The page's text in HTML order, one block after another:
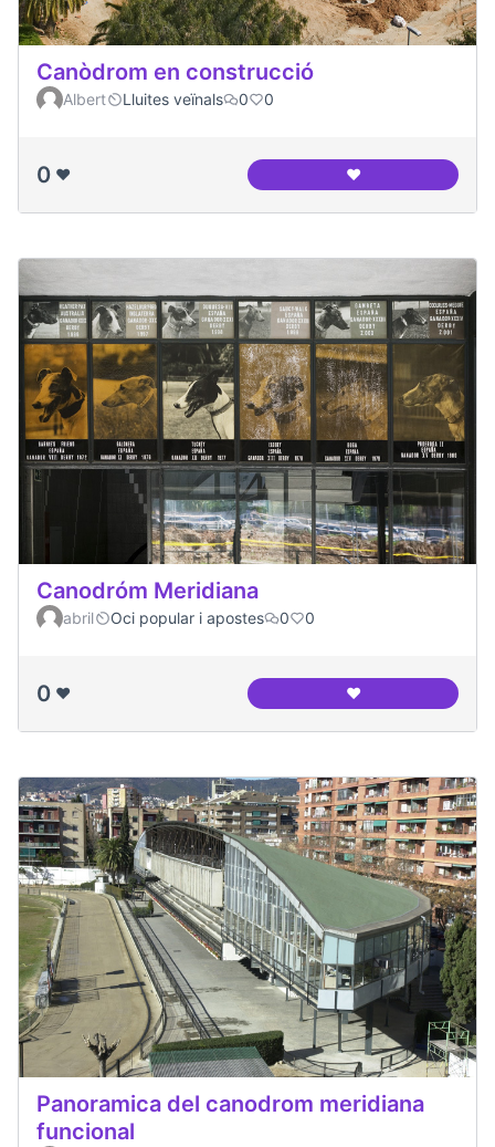
Canòdrom en construcció
Albert Lluites veïnals 0 0
0 ❤️ ❤️Canòdrom en
Canodróm Meridiana
abril Oci popular i apostes 0 0
0 ❤️ ❤️Canodróm
Panoramica del canodrom meridiana
funcional